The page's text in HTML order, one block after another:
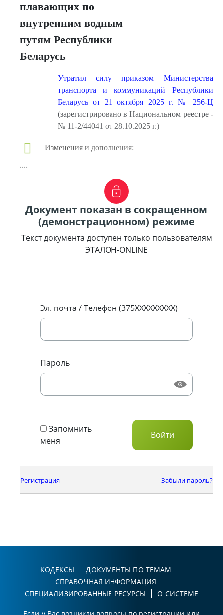
плавающих по
внутренним водным
путям Республики
Беларусь
Утратил силу приказом Министерства
транспорта и коммуникаций Республики
Беларусь от 21 октября 2025 г. № 256-Ц
(зарегистрировано в Национальном реестре -
№ 11-2/44041 от 28.10.2025 г.)
Изменения и дополнения:
....
Документ показан в сокращенном
(демонстрационном) режиме
Текст документа доступен только пользователям
ЭТАЛОН-ONLINE
Эл. почта / Телефон (375XXXXXXXXX)
Пароль
Запомнить
меня
Регистрация Забыли пароль?
КОДЕКСЫ
ДОКУМЕНТЫ ПО ТЕМАМ
СПРАВОЧНАЯ ИНФОРМАЦИЯ
СПЕЦИАЛИЗИРОВАННЫЕ РЕСУРСЫ
О СИСТЕМЕ